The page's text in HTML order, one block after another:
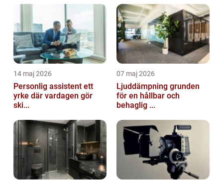
14 maj 2026
Personlig assistent ett
yrke där vardagen gör
ski...
07 maj 2026
Ljuddämpning grunden
för en hållbar och
behaglig ...